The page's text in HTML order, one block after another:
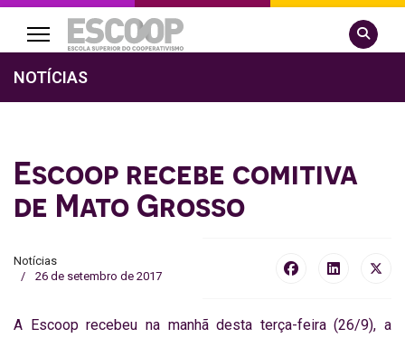
Pesquisar
NOTÍCIAS
Escoop recebe comitiva
de Mato Grosso
Notícias
26 de setembro de 2017
A Escoop recebeu na manhã desta terça-feira (26/9), a